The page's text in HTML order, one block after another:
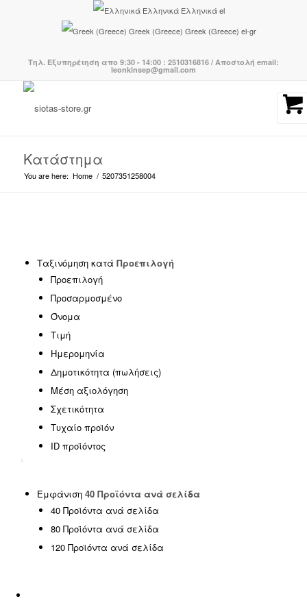
Ελληνικά Ελληνικά el
Greek (Greece) Greek (Greece) el-gr
Τηλ. Εξυπηρέτηση απο 9:30 - 14:00 : 2510316816 / Αποστολή email:
leonkinsep@gmail.com
Κατάστημα
You are here: Home / 5207351258004
Κατηγορίες προϊόντων-
BOHO CHIC
EASTER OFFERS
HOT DEALS
SPECIAL OFFERS
SUMMER SALE
Έπιπλα γραφείου
(0)
Έπιπλα εξωτερικού χώρου
Έπιπλα εσωτερικού χώρου
ΦΟΙΤΗΤΙΚΑ ΠΑΚΕΤΑ
Χωρίς κατηγορία
Uncategorized(2)
Αιώρες - Κούνιες(5)
Διακόσμηση (5)
Είδη ταξιδίου(0)
Ταξινόμηση κατά Προεπιλογή
Προεπιλογή
Προσαρμοσμένο
Όνομα
Τιμή
Ημερομηνία
Δημοτικότητα (πωλήσεις)
Μέση αξιολόγηση
Σχετικότητα
Τυχαίο προϊόν
ID προϊόντος
Εμφάνιση 40 Προϊόντα ανά σελίδα
40 Προϊόντα ανά σελίδα
80 Προϊόντα ανά σελίδα
120 Προϊόντα ανά σελίδα